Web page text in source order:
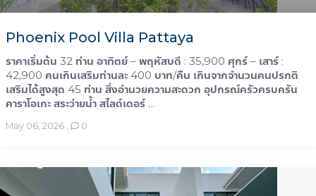
Phoenix Pool Villa Pattaya
ราคาเริ่มต้น 32 ท่าน อาทิตย์ – พฤหัสบดี : 35,900 ศุกร์ – เสาร์ :
42,900 คนเกินเสริมท่านละ 400 บาท/คืน เกินจากจำนวนคนปรกติ
เสริมได้สูงสุด 45 ท่าน สิ่งอำนวยความสะดวก อุปกรณ์ครัวครบครัน
คาราโอเกะ สระว่ายน้ำ สไลด์เดอร์ ...
May 06, 2026 , 0